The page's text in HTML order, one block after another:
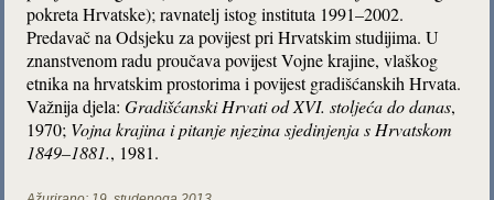
pokreta Hrvatske); ravnatelj istog instituta 1991–2002.
Predavač na Odsjeku za povijest pri Hrvatskim studijima. U
znanstvenom radu proučava povijest Vojne krajine, vlaškog
etnika na hrvatskim prostorima i povijest gradišćanskih Hrvata.
Važnija djela:Gradišćanski Hrvati od XVI. stoljeća do danas,
1970; Vojna krajina i pitanje njezina sjedinjenja s Hrvatskom
1849–1881., 1981.